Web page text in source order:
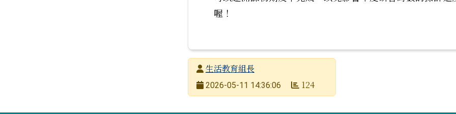
喔！
發布者生活教育組長
發布日期
2026-05-11 14:36:06 124